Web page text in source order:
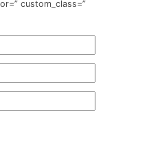
custom_class=”